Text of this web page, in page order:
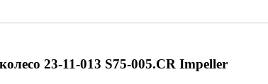
23-11-013 S75-005.CR Impeller